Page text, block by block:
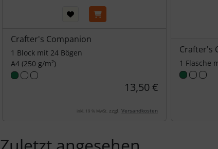
Crafter's Companion
1 Block mit 24 Bögen
A4 (250 g/m²)
13,50 €
inkl. 19 % MwSt. zzgl. Versandkosten
Crafter's
1 Flasche